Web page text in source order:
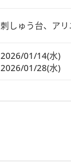
刺しゅう台、アリ
2026/01/14(水)
2026/01/28(水)